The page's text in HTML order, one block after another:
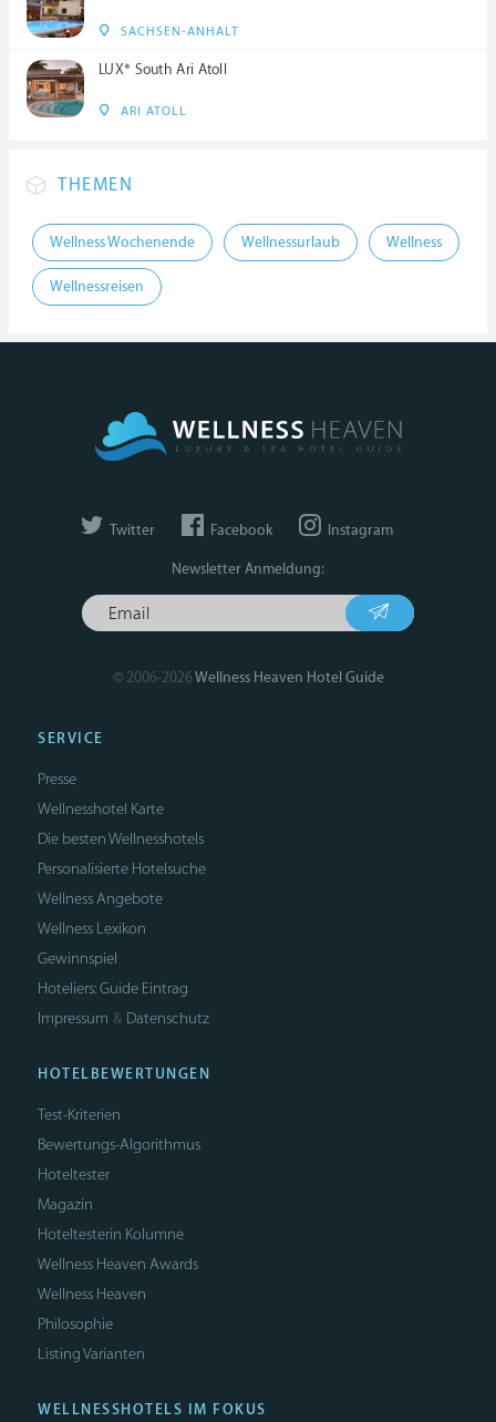
SACHSEN-ANHALT
LUX* South Ari Atoll
ARI ATOLL
THEMEN
Wellness Wochenende Wellnessurlaub Wellness
Wellnessreisen
Twitter Facebook Instagram
Newsletter Anmeldung:
© 2006-2026Wellness Heaven Hotel Guide
SERVICE
Presse
Wellnesshotel Karte
Die besten Wellnesshotels
Personalisierte Hotelsuche
Wellness Angebote
Wellness Lexikon
Gewinnspiel
Hoteliers: Guide Eintrag
Impressum & Datenschutz
HOTELBEWERTUNGEN
Test-Kriterien
Bewertungs-Algorithmus
Hoteltester
Magazin
Hoteltesterin Kolumne
Wellness Heaven Awards
Wellness Heaven
Philosophie
Listing Varianten
WELLNESSHOTELS IM FOKUS